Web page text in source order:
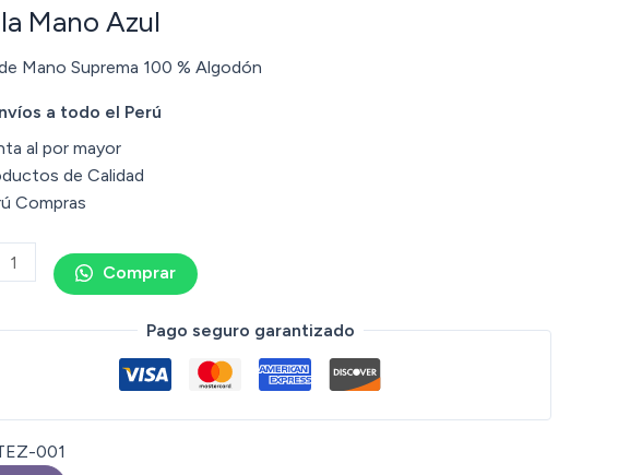
Mano Azul
Mano Suprema 100 % Algodón
a todo el Perú
al por mayor
de Calidad
Compras
Comprar
Pago seguro garantizado
001